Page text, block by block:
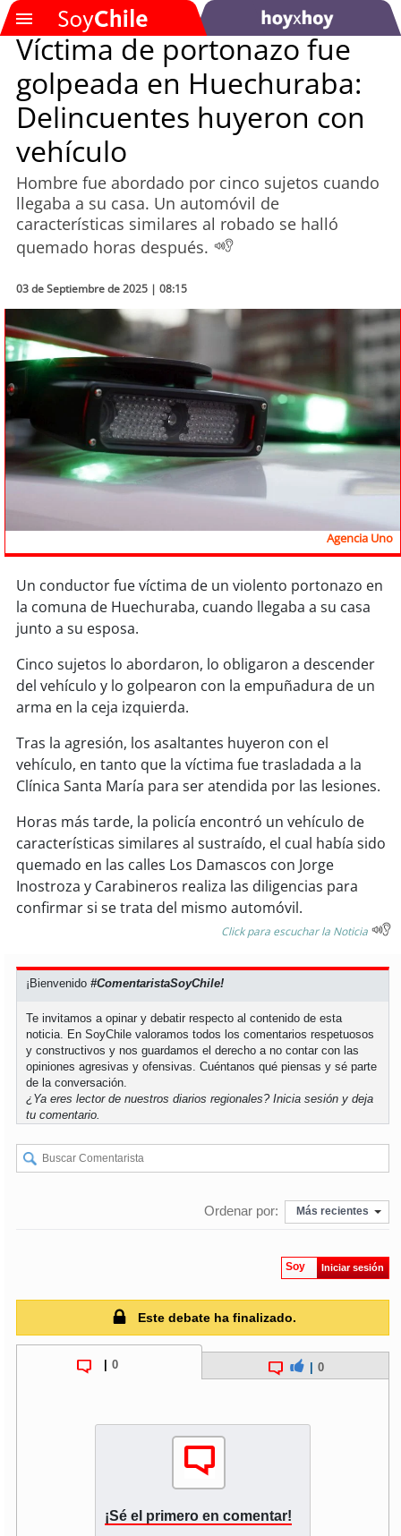
SOYTV
Podcast
Actualidad
Entretención
Economía
Tecnología
Sostenibilidad
soychile
soycalama
soy antofagasta
soycopiapó
soyvalparaíso
soyquillota
soychillán
soysancarlos
soyconcepción
soycoronel
soyarauco
soytemuco
soyvaldivia
Víctima de portonazo fue
golpeada en Huechuraba:
Delincuentes huyeron con
vehículo
Hombre fue abordado por cinco sujetos cuando
llegaba a su casa. Un automóvil de
características similares al robado se halló
quemado horas después.
03 de Septiembre de 2025 | 08:15
Agencia Uno
Un conductor fue víctima de un violento portonazo en
la comuna de Huechuraba, cuando llegaba a su casa
junto a su esposa.
Cinco sujetos lo abordaron, lo obligaron a descender
del vehículo y lo golpearon con la empuñadura de un
arma en la ceja izquierda.
Tras la agresión, los asaltantes huyeron con el
vehículo, en tanto que la víctima fue trasladada a la
Clínica Santa María para ser atendida por las lesiones.
Horas más tarde, la policía encontró un vehículo de
características similares al sustraído, el cual había sido
quemado en las calles Los Damascos con Jorge
Inostroza y Carabineros realiza las diligencias para
confirmar si se trata del mismo automóvil.
Click para escuchar la Noticia
¡Bienvenido#ComentaristaSoyChile!
Te invitamos a opinar y debatir respecto al contenido de esta
noticia. En SoyChile valoramos todos los comentarios respetuosos
y constructivos y nos guardamos el derecho a no contar con las
opiniones agresivas y ofensivas. Cuéntanos qué piensas y sé parte
de la conversación.
¿Ya eres lector de nuestros diarios regionales?Inicia sesión y deja
tu comentario.
Ordenar por: Más recientes
Soy Iniciar sesión
Este debate ha finalizado.
0 0
¡Sé el primero en comentar!